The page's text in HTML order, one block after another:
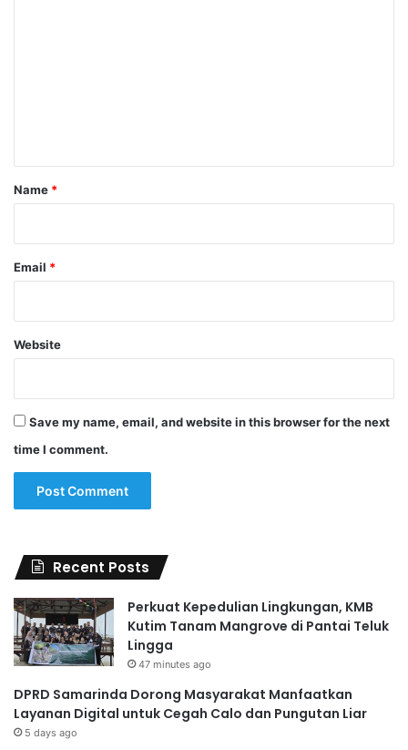
*
Name *
Email *
Website
Save my name, email, and website in this browser for the next
time I comment.
Recent Posts
Perkuat Kepedulian Lingkungan, KMB
Kutim Tanam Mangrove di Pantai Teluk
Lingga
47 minutes ago
DPRD Samarinda Dorong Masyarakat Manfaatkan
Layanan Digital untuk Cegah Calo dan Pungutan Liar
5 days ago